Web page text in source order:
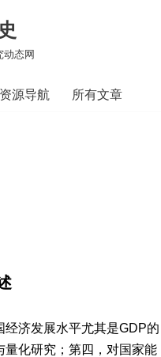
动态网
源导航 所有文章
济发展水平尤其是GDP的
化研究；第四，对国家能